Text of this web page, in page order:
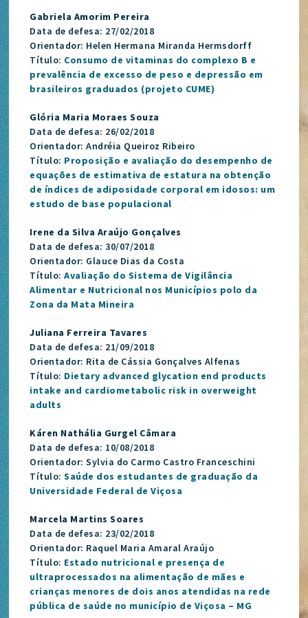
Gabriela Amorim Pereira
Data de defesa: 27/02/2018
Orientador: Helen Hermana Miranda Hermsdorff
Título: Consumo de vitaminas do complexo B e
prevalência de excesso de peso e depressão em
brasileiros graduados (projeto CUME)
Glória Maria Moraes Souza
Data de defesa: 26/02/2018
Orientador: Andréia Queiroz Ribeiro
Título: Proposição e avaliação do desempenho de
equações de estimativa de estatura na obtenção
de índices de adiposidade corporal em idosos: um
estudo de base populacional
Irene da Silva Araújo Gonçalves
Data de defesa: 30/07/2018
Orientador: Glauce Dias da Costa
Título:Avaliação do Sistema de Vigilância
Alimentar e Nutricional nos Municípios polo da
Zona da Mata Mineira
Juliana Ferreira Tavares
Data de defesa: 21/09/2018
Orientador: Rita de Cássia Gonçalves Alfenas
Título: Dietary advanced glycation end products
intake and cardiometabolic risk in overweight
adults
Káren Nathália Gurgel Câmara
Data de defesa: 10/08/2018
Orientador: Sylvia do Carmo Castro Franceschini
Título:Saúde dos estudantes de graduação da
Universidade Federal de Viçosa
Marcela Martins Soares
Data de defesa: 23/02/2018
Orientador: Raquel Maria Amaral Araújo
Título: Estado nutricional e presença de
ultraprocessados na alimentação de mães e
crianças menores de dois anos atendidas na rede
pública de saúde no município de Viçosa – MG